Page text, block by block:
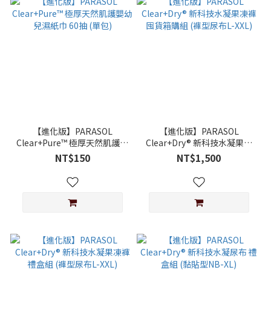
【進化版】PARASOL
Clear+Pure™ 極厚天然肌護嬰
幼兒濕紙巾 60抽 (單包)
NT$150
【進化版】PARASOL
Clear+Dry® 新科技水凝果凍
褲 囤貨箱購組 (褲型尿布L-
XXL)
NT$1,500